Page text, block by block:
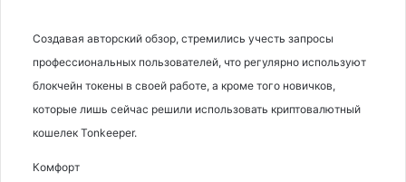
Создавая авторский обзор, стремились учесть запросы
профессиональных пользователей, что регулярно используют
блокчейн токены в своей работе, а кроме того новичков,
которые лишь сейчас решили использовать криптовалютный
кошелек Tonkeeper.
Комфорт